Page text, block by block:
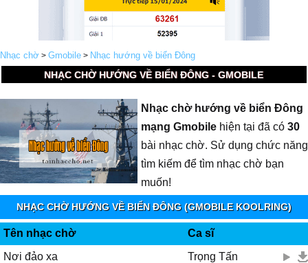
Nhạc chờ > Gmobile > Nhạc hướng về biển Đông
NHẠC CHỜ HƯỚNG VỀ BIỂN ĐÔNG - GMOBILE
Nhạc chờ hướng về biển Đông
mạng Gmobile hiện tại đã có 30
bài nhạc chờ. Sử dụng chức năng
tìm kiếm để tìm nhạc chờ bạn
muốn!
NHẠC CHỜ HƯỚNG VỀ BIỂN ĐÔNG (GMOBILE KOOLRING)
Tên nhạc chờ
Ca sĩ
Nơi đảo xa
Trọng Tấn